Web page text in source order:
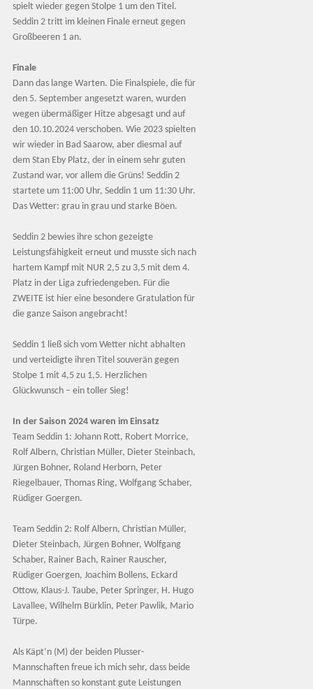
spielt wieder gegen Stolpe 1 um den Titel.
Seddin 2 tritt im kleinen Finale erneut gegen
Großbeeren 1 an.
Finale
Dann das lange Warten. Die Finalspiele, die für
den 5. September angesetzt waren, wurden
wegen übermäßiger Hitze abgesagt und auf
den 10.10.2024 verschoben. Wie 2023 spielten
wir wieder in Bad Saarow, aber diesmal auf
dem Stan Eby Platz, der in einem sehr guten
Zustand war, vor allem die Grüns! Seddin 2
startete um 11:00 Uhr, Seddin 1 um 11:30 Uhr.
Das Wetter: grau in grau und starke Böen.
Seddin 2 bewies ihre schon gezeigte
Leistungsfähigkeit erneut und musste sich nach
hartem Kampf mit NUR 2,5 zu 3,5 mit dem 4.
Platz in der Liga zufriedengeben. Für die
ZWEITE ist hier eine besondere Gratulation für
die ganze Saison angebracht!
Seddin 1 ließ sich vom Wetter nicht abhalten
und verteidigte ihren Titel souverän gegen
Stolpe 1 mit 4,5 zu 1,5. Herzlichen
Glückwunsch – ein toller Sieg!
In der Saison 2024 waren im Einsatz
Team Seddin 1: Johann Rott, Robert Morrice,
Rolf Albern, Christian Müller, Dieter Steinbach,
Jürgen Bohner, Roland Herborn, Peter
Riegelbauer, Thomas Ring, Wolfgang Schaber,
Rüdiger Goergen.
Team Seddin 2: Rolf Albern, Christian Müller,
Dieter Steinbach, Jürgen Bohner, Wolfgang
Schaber, Rainer Bach, Rainer Rauscher,
Rüdiger Goergen, Joachim Bollens, Eckard
Ottow, Klaus-J. Taube, Peter Springer, H. Hugo
Lavallee, Wilhelm Bürklin, Peter Pawlik, Mario
Türpe.
Als Käpt’n (M) der beiden Plusser-
Mannschaften freue ich mich sehr, dass beide
Mannschaften so konstant gute Leistungen